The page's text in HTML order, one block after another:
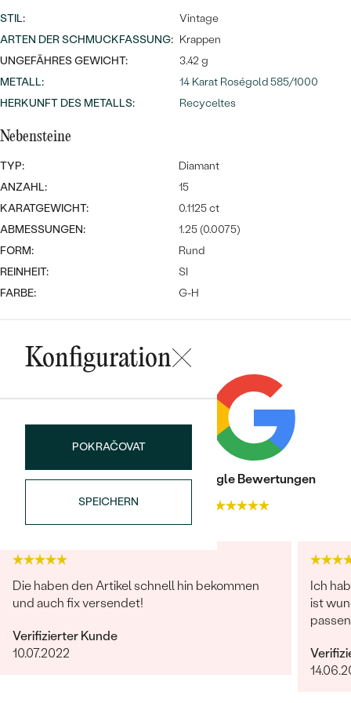
Wave Kollektion
ANSEHEN
NACH DER FORM
MASSGEFERTIGTER
Bestseller
Ohrrinnge
Personalisierte
Halsketten
ANSEHEN
Meistverkaufte
Ringe
STIL:
Vintage
ARTEN DER SCHMUCKFASSUNG: Krappen
UNGEFÄHRES GEWICHT:
3.42 g
METALL:
14 Karat Roségold 585/1000
HERKUNFT DES METALLS: Recyceltes
Nebensteine
TYP:
Diamant
ANZAHL:
15
KARATGEWICHT:
0.1125 ct
ABMESSUNGEN:
1.25 (0.0075)
FORM:
Rund
REINHEIT:
SI
FARBE:
G-H
Konfiguration
POKRAČOVAT
SPEICHERN
Trusted shop BewertungenGoogle Bewertungen
Die haben den Artikel schnell hin bekommen
und auch fix versendet!
Verifizierter Kunde
10.07.2022
Ich
ist